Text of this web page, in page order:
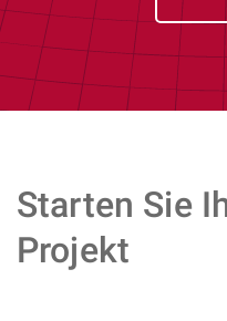
Starten Sie
Projekt